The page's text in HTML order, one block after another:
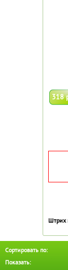
318
Штрих
Сортировать по:
Показать: